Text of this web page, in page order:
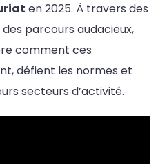
en 2025. À travers des
parcours audacieux,
comment ces
défient les normes et
secteurs d’activité.